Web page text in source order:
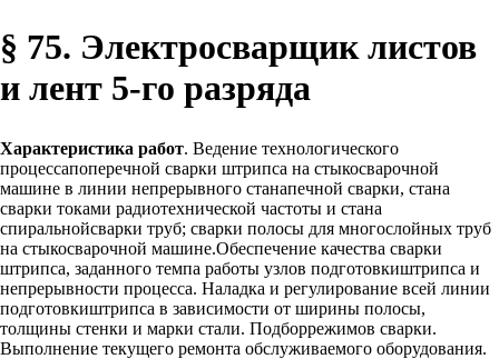
§ 75. Электросварщик листов
и лент 5-го разряда
Характеристика работ. Ведение технологического
процессапоперечной сварки штрипса на стыкосварочной
машине в линии непрерывного станапечной сварки, стана
сварки токами радиотехнической частоты и стана
спиральнойсварки труб; сварки полосы для многослойных труб
на стыкосварочной машине.Обеспечение качества сварки
штрипса, заданного темпа работы узлов подготовкиштрипса и
непрерывности процесса. Наладка и регулирование всей линии
подготовкиштрипса в зависимости от ширины полосы,
толщины стенки и марки стали. Подборрежимов сварки.
Выполнение текущего ремонта обслуживаемого оборудования.